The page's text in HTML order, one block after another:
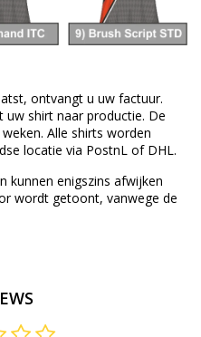
ontvangt u uw factuur.
uw shirt naar productie. De
Alle shirts worden
locatie via PostnL of DHL.
kunnen enigszins afwijken
wordt getoont, vanwege de